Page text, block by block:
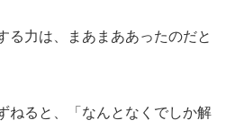
る力は、まあまああったのだと
ねると、「なんとなくでしか解